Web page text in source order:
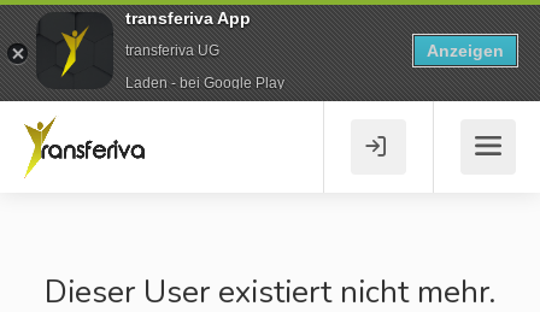
Dieser User existiert nicht mehr.
transferiva App
transferiva UG
Laden - bei Google Play
Anzeigen